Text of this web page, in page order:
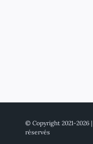
© Copyright 2021-2026
réservés